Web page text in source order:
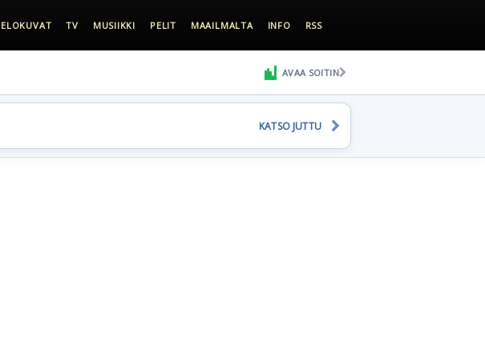
ELOKUVAT TV MUSIIKKI PELIT MAAILMALTA INFO RSS
AVAA SOITIN
KATSO JUTTU